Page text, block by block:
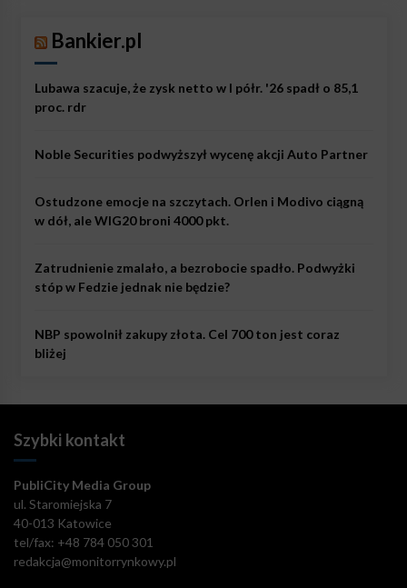
Bankier.pl
Lubawa szacuje, że zysk netto w I półr. '26 spadł o 85,1
proc. rdr
Noble Securities podwyższył wycenę akcji Auto Partner
Ostudzone emocje na szczytach. Orlen i Modivo ciągną
w dół, ale WIG20 broni 4000 pkt.
Zatrudnienie zmalało, a bezrobocie spadło. Podwyżki
stóp w Fedzie jednak nie będzie?
NBP spowolnił zakupy złota. Cel 700 ton jest coraz
bliżej
Szybki kontakt
PubliCity Media Group
ul. Staromiejska 7
40-013 Katowice
tel/fax: +48 784 050 301
redakcja@monitorrynkowy.pl